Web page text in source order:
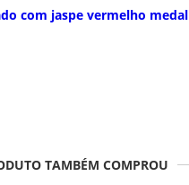
com jaspe vermelho
TAMBÉM COMPROU